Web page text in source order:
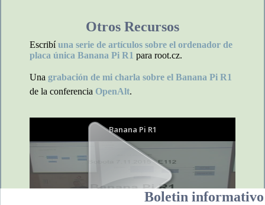
Otros Recursos
Escribíuna serie de artículos sobre el ordenador de
placa única Banana Pi R1 para root.cz.
Una grabación de mi charla sobre el Banana Pi R1
de la conferencia OpenAlt.
Boletin informativo